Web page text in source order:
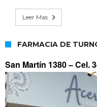
Leer Mas
FARMACIA DE
San Martín 1380 –Cel.